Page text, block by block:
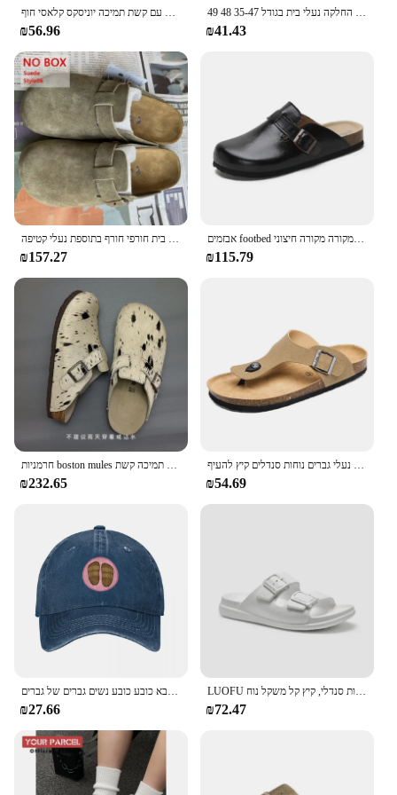
גברים אופנה נעלי מתות עם קשת תמיכה יוניסקס קלאסי חוף birkenstok נעלי גברים סנדלים זמש סנדלים של גברים sandals רטרו Cork clogs тапочки
₪56.96
קיץ רך מתכווננת נעלי בית לגברים שטוחים בה נעלי בית קלות משקל נגד החלקה נעלי בית בגודל 35-47 48 49 dropshipping
₪41.43
סנדלים רך הקיץ נשים וגברים אופנה כל-התאמה ללבוש נעלי בית חורפי חורף בתוספת נעלי קטיפה
₪157.27
אבזמים footbed עבור נשים גברים פרדות עור נוחות נעלי תפוחי אדמה עם קשת תמיכה מקורה מקורה חיצוני
₪115.79
₪232.65 ₪54.69
₪27.66
LUOFU נשים של אבזם כפול שקופיות סנדלי, קיץ קל משקל נוח Eva החלקה סנדלי עבור מקורה חיצוני, 2023 חדש
₪72.47